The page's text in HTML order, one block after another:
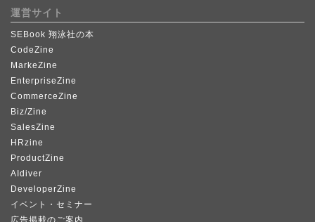
運営サイト
SEBook 翔泳社の本
CodeZine
MarkeZine
EnterpriseZine
CommerceZine
Biz/Zine
SalesZine
HRzine
ProductZine
AIdiver
DeveloperZine
イベント・セミナー